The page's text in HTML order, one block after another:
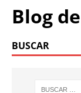
Blog
BUSCAR